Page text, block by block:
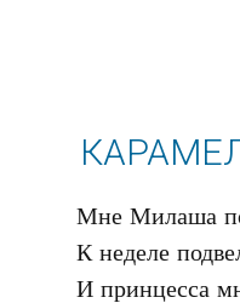
Мне Милаша
К неделе
И принцесса